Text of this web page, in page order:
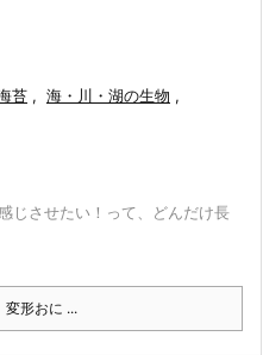
苔 , 海・川・湖の生物 ,
じさせたい！って、どんだけ長
変形おに ...